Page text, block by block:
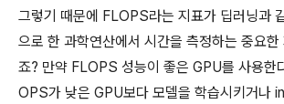
그렇기 때문에 FLOPS라는 지표가 딥러닝과
으로 한 과학연산에서 시간을 측정하는 중요
죠? 만약 FLOPS 성능이 좋은 GPU를 사용한
OPS가 낮은 GPU보다 모델을 학습시키거나